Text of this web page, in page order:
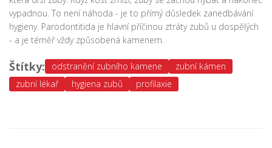
vypadnou. To není náhoda - je to přímý důsledek zanedbávání
hygieny. Parodontitida je hlavní příčinou ztráty zubů u dospělých
- a je téměř vždy způsobená kamenem.
Štítky: odstranění zubního kamene
zubní kámen
zubní lékař
hygiena zubů profilaxie